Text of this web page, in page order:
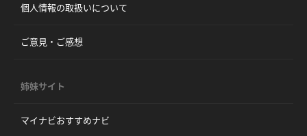
個人情報の取扱いについて
ご意見・ご感想
姉妹サイト
マイナビおすすめナビ